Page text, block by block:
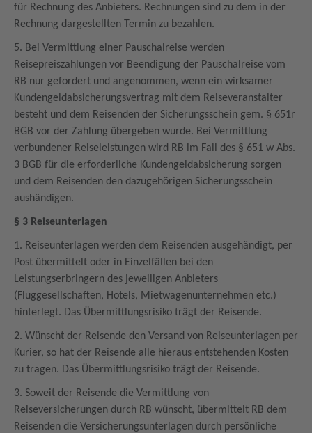
für Rechnung des Anbieters. Rechnungen sind zu dem in der
Rechnung dargestellten Termin zu bezahlen.
5. Bei Vermittlung einer Pauschalreise werden
Reisepreiszahlungen vor Beendigung der Pauschalreise vom
RB nur gefordert und angenommen, wenn ein wirksamer
Kundengeldabsicherungsvertrag mit dem Reiseveranstalter
besteht und dem Reisenden der Sicherungsschein gem. § 651r
BGB vor der Zahlung übergeben wurde. Bei Vermittlung
verbundener Reiseleistungen wird RB im Fall des § 651 w Abs.
3 BGB für die erforderliche Kundengeldabsicherung sorgen
und dem Reisenden den dazugehörigen Sicherungsschein
aushändigen.
§ 3 Reiseunterlagen
1. Reiseunterlagen werden dem Reisenden ausgehändigt, per
Post übermittelt oder in Einzelfällen bei den
Leistungserbringern des jeweiligen Anbieters
(Fluggesellschaften, Hotels, Mietwagenunternehmen etc.)
hinterlegt. Das Übermittlungsrisiko trägt der Reisende.
2. Wünscht der Reisende den Versand von Reiseunterlagen per
Kurier, so hat der Reisende alle hieraus entstehenden Kosten
zu tragen. Das Übermittlungsrisiko trägt der Reisende.
3. Soweit der Reisende die Vermittlung von
Reiseversicherungen durch RB wünscht, übermittelt RB dem
Reisenden die Versicherungsunterlagen durch persönliche